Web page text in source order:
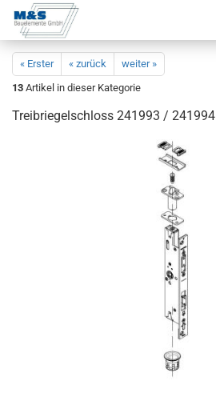
« Erster « zurück
weiter »
13 Artikel in dieser Kategorie
Trei­brie­gel­schloss 241993 / 241994